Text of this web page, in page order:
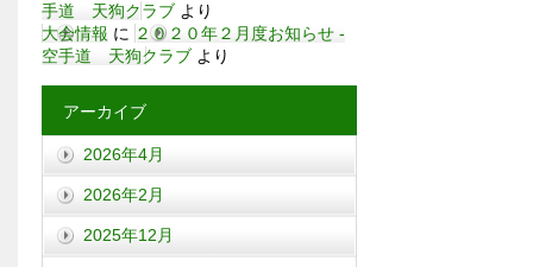
手道 天狗クラブ より
大会情報 に ２０２０年２月度お知らせ -
空手道 天狗クラブ より
アーカイブ
2026年4月
2026年2月
2025年12月